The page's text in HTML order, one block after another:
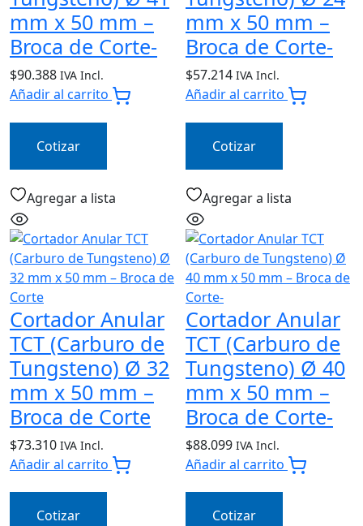
mm x 50 mm –
Broca de Corte-
$90.388 IVA Incl.
Añadir al carrito
Cotizar
mm x 50 mm –
Broca de Corte-
$57.214 IVA Incl.
Añadir al carrito
Cotizar
Agregar a lista
Cortador Anular
TCT (Carburo de
Tungsteno) Ø 32
mm x 50 mm –
Broca de Corte
$73.310 IVA Incl.
Añadir al carrito
Cotizar
Agregar a lista
Cortador Anular
TCT (Carburo de
Tungsteno) Ø 40
mm x 50 mm –
Broca de Corte-
$88.099 IVA Incl.
Añadir al carrito
Cotizar